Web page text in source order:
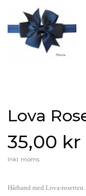
Lova
35,00 kr
Inkl. moms
Hårband med Lova-rosetten.